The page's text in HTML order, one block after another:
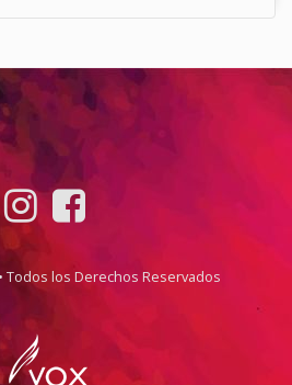
Todos los Derechos Reservados